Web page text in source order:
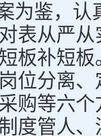
为鉴，认
表从严
板补短
位分离
购等六
度管人